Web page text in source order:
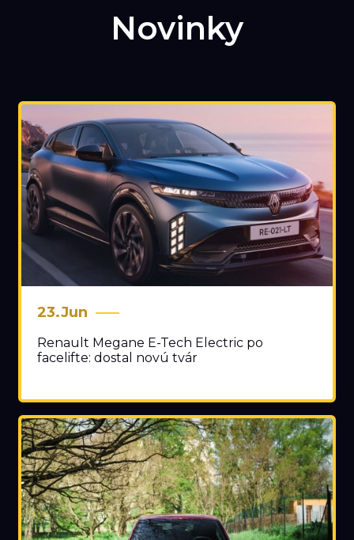
Novinky
23.Jun
Renault Megane E-Tech Electric po
facelifte: dostal novú tvár